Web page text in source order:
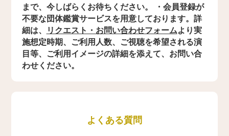
まで、今しばらくお待ちください。 ・会員登録が
不要な団体鑑賞サービスを用意しております。詳
細は、
リクエスト・お問い合わせフォームより実
施想定時期、ご利用人数、ご視聴を希望される演
目等、ご利用イメージの詳細を添えて、お問い合
わせください。
よくある質問